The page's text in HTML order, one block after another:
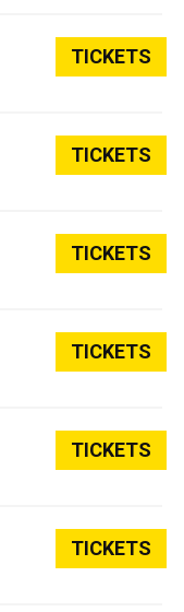
TICKETS
TICKETS
TICKETS
TICKETS
TICKETS
TICKETS